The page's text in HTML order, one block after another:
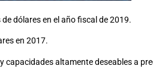
dólares en el año fiscal de 2019.
en 2017.
capacidades altamente deseables a